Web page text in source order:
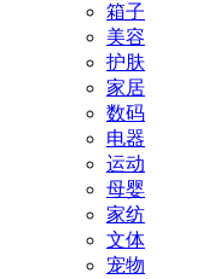
箱子
美容
护肤
家居
数码
电器
运动
母婴
家纺
文体
宠物